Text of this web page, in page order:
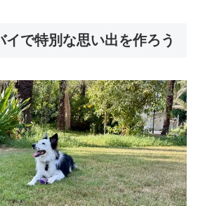
イで特別な思い出を作ろう